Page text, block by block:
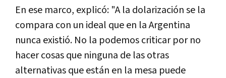
En ese marco, explicó: "A la dolarización se la
compara con un ideal que en la Argentina
nunca existió. No la podemos criticar por no
hacer cosas que ninguna de las otras
alternativas que están en la mesa puede